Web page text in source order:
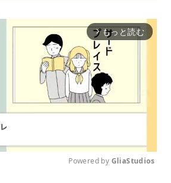
arrow_forward_ios もっと読む
Powered by GliaStudios